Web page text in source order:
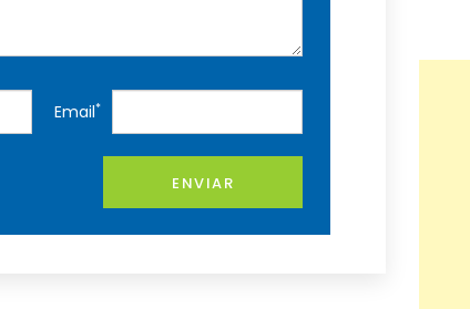
Email*
ENVIAR